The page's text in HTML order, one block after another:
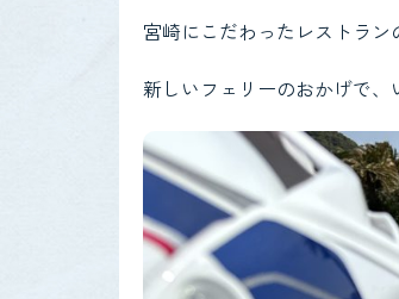
宮崎にこだわったレストラン
新しいフェリーのおかげで、